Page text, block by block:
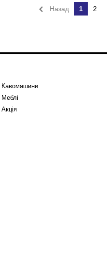
Назад 1 2
Кавомашини
Меблі
Акція